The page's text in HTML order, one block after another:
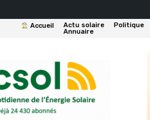
Accueil Actu solaire Politique
Annuaire